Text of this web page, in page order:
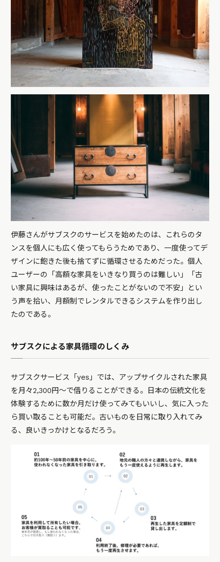
伊藤さんがサブスクのサービスを始めたのは、これらのタ
ンスを個人にも広く使ってもらうためであり、一度使ってデ
ザインに飽きた後も捨てずに循環させるためだった。個人
ユーザーの「高額な家具をいきなり買うのは難しい」「古
い家具に興味はあるが、使ったことがないので不安」とい
う声を拾い、月額制でレンタルできるシステムを作り出し
たのである。
サブスクによる家具循環のしくみ
サブスクサービス「yes」では、アップサイクルされた家具
を月々2,300円～で借りることができる。日本の伝統文化を
体験するために数か月だけ使ってみてもいいし、気に入った
ら買い取ることも可能だ。古いものを日常に取り入れてみ
る、良いきっかけとなるだろう。